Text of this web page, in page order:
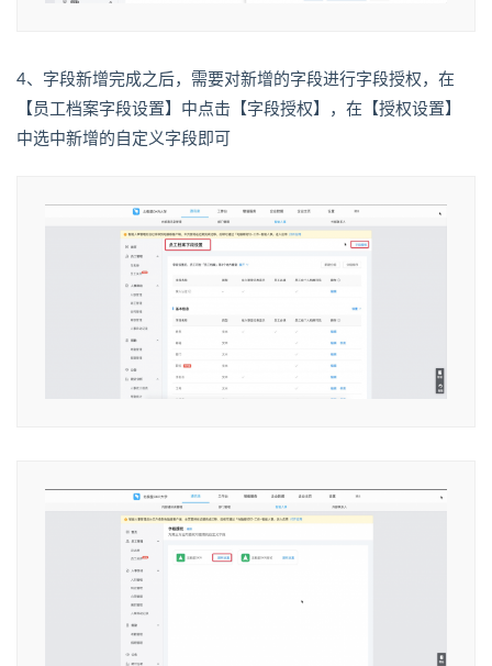
4、字段新增完成之后，需要对新增的字段进行字段授权，在
【员工档案字段设置】中点击【字段授权】，在【授权设置】
中选中新增的自定义字段即可